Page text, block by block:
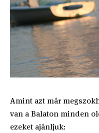
Amint azt már
van a Balaton minden
ezeket ajánljuk: